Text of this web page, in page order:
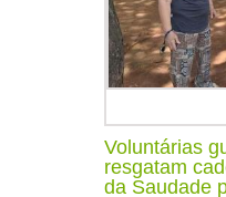
Voluntárias
resgatam
da Saudade